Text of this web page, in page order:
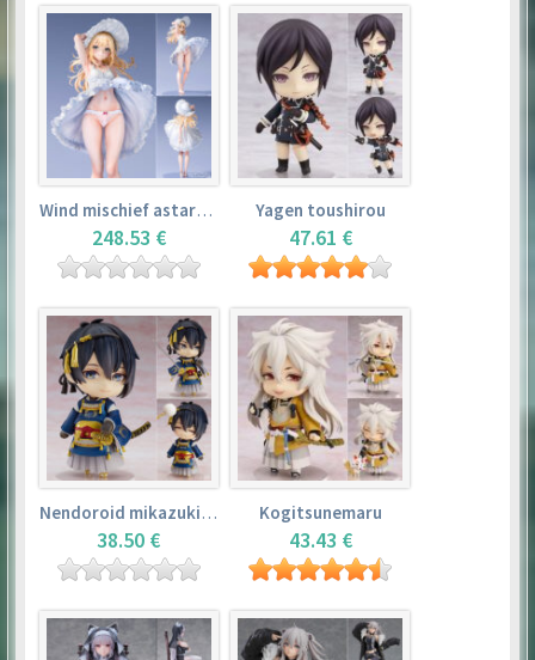
Wind mischief astarotte
248.53 €
Yagen toushirou
47.61 €
Nendoroid mikazuki munechika
38.50 €
Kogitsunemaru
43.43 €